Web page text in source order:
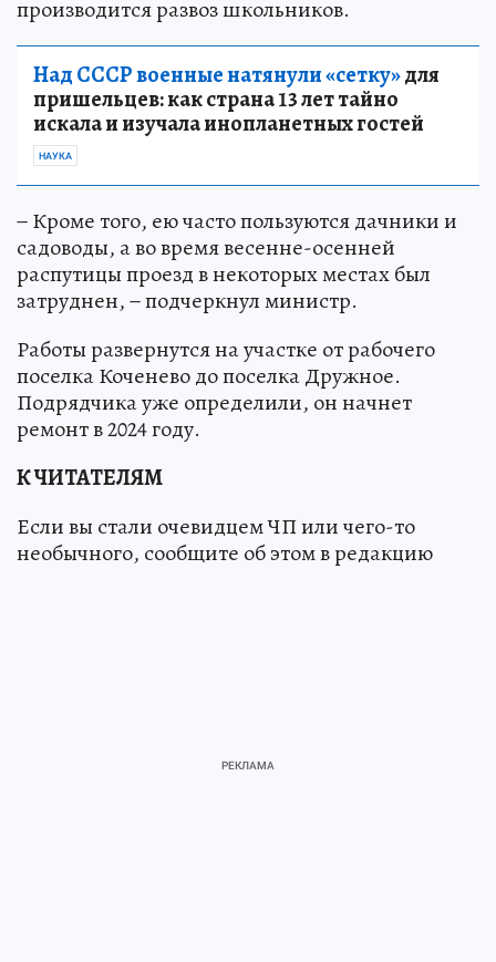
производится развоз школьников.
Над СССР военные натянули «сетку» для
пришельцев: как страна 13 лет тайно
искала и изучала инопланетных гостей
− Кроме того, ею часто пользуются дачники и
садоводы, а во время весенне-осенней
распутицы проезд в некоторых местах был
затруднен, − подчеркнул министр.
Работы развернутся на участке от рабочего
поселка Коченево до поселка Дружное.
Подрядчика уже определили, он начнет
ремонт в 2024 году.
Если вы стали очевидцем ЧП или чего-то
необычного, сообщите об этом в редакцию